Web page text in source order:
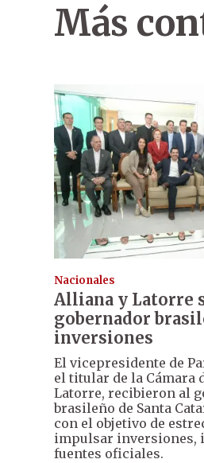
Más
Nacionales
Alliana y Latorre
gobernador
inversiones
El vicepresidente de
el titular de la Cámara
Latorre, recibieron al
brasileño de Santa
con el objetivo de
impulsar inversiones,
fuentes oficiales.